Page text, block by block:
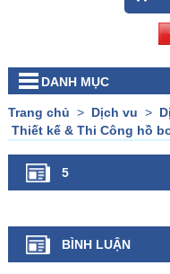
DANH MỤC
Trang chủ > Dịch vu >
Thiết kế & Thi Công hồ
5
BÌNH LUẬN